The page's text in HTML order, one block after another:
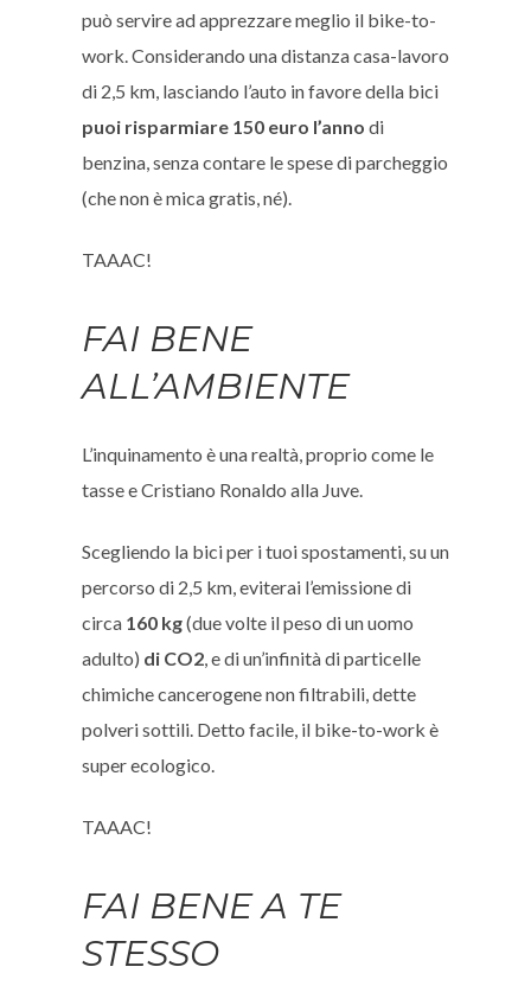
può servire ad apprezzare meglio il bike-to-
work. Considerando una distanza casa-lavoro
di 2,5 km, lasciando l’auto in favore della bici
puoi risparmiare 150 euro l’anno di
benzina, senza contare le spese di parcheggio
(che non è mica gratis, né).
TAAAC!
FAI BENE
ALL’AMBIENTE
L’inquinamento è una realtà, proprio come le
tasse e Cristiano Ronaldo alla Juve.
Scegliendo la bici per i tuoi spostamenti, su un
percorso di 2,5 km, eviterai l’emissione di
circa 160 kg(due volte il peso di un uomo
adulto) di CO2, e di un’infinità di particelle
chimiche cancerogene non filtrabili, dette
polveri sottili. Detto facile, il bike-to-work è
super ecologico.
TAAAC!
FAI BENE A TE
STESSO